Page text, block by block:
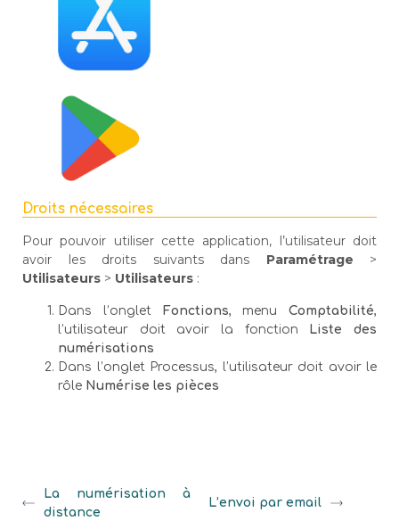
Droits nécessaires
Pour pouvoir utiliser cette application, l’utilisateur doit
avoir les droits suivants dans Paramétrage >
Utilisateurs > Utilisateurs :
Dans l’onglet Fonctions, menu Comptabilité,
l’utilisateur doit avoir la fonction
Liste des
numérisations
Dans l’onglet Processus, l’utilisateur doit avoir le
rôle Numérise les pièces
La numérisation à
distance
L’envoi par email